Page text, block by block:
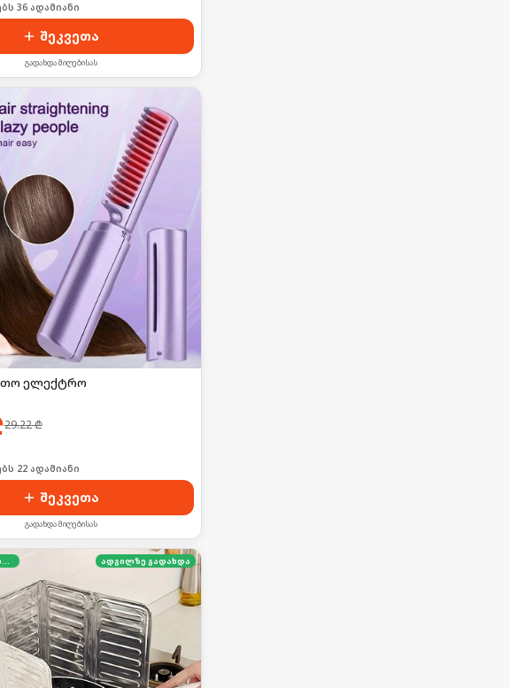
36 ადამიანი
შეკვეთა
გადახდა მიღებისას
ელექტრო
29.22₾
იყიდა 29-მა
შეკვეთა
გადახდა მიღებისას
სწრაფი მიწოდება ადგილზე გადახდა